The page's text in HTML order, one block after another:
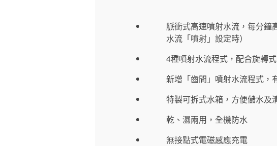
脈衝式高速噴射水流，每分鐘
水流「噴射」設定時）
4種噴射水流程式，配合旋轉
新增「齒間」噴射水流程式，
特製可拆式水箱，方便儲水及
乾、濕兩用，全機防水
無接點式電磁感應充電